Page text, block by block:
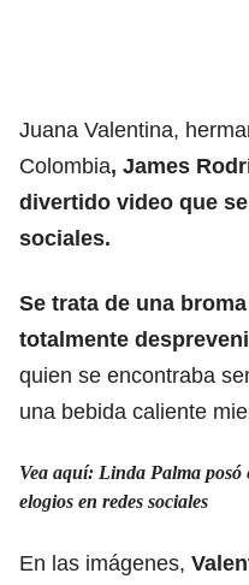
Juana Valentina,
Colombia, James
divertido video que
sociales.
Se trata de una
totalmente
quien se encontraba
una bebida caliente
Vea aquí: Linda Palma
elogios en redes sociales
En las imágenes,